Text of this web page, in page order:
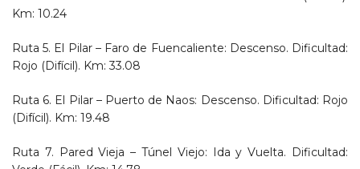
Km: 10.24
Ruta 5. El Pilar – Faro de Fuencaliente: Descenso. Dificultad:
Rojo (Difícil). Km: 33.08
Ruta 6. El Pilar – Puerto de Naos: Descenso. Dificultad: Rojo
(Difícil). Km: 19.48
Ruta 7. Pared Vieja – Túnel Viejo: Ida y Vuelta. Dificultad: